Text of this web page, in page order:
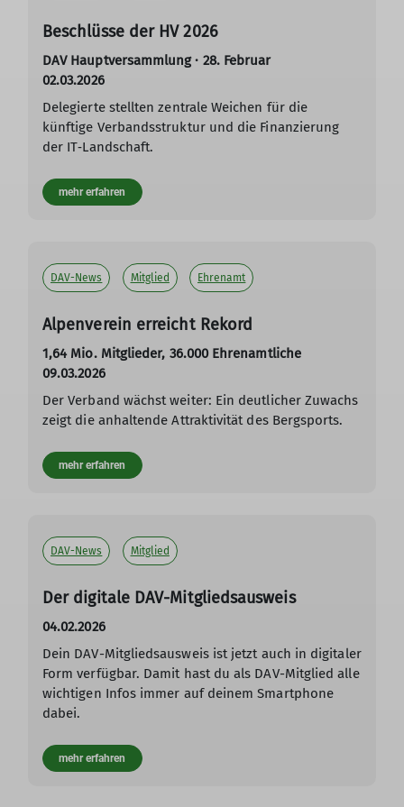
Beschlüsse der HV 2026
DAV Hauptversammlung · 28. Februar
02.03.2026
Delegierte stellten zentrale Weichen für die
künftige Verbandsstruktur und die Finanzierung
der IT‑Landschaft.
mehr erfahren
DAV-News Mitglied Ehrenamt
Alpenverein erreicht Rekord
1,64 Mio. Mitglieder, 36.000 Ehrenamtliche
09.03.2026
Der Verband wächst weiter: Ein deutlicher Zuwachs
zeigt die anhaltende Attraktivität des Bergsports.
mehr erfahren
DAV-News Mitglied
Der digitale DAV-Mitgliedsausweis
04.02.2026
Dein DAV-Mitgliedsausweis ist jetzt auch in digitaler
Form verfügbar. Damit hast du als DAV-Mitglied alle
wichtigen Infos immer auf deinem Smartphone
dabei.
mehr erfahren